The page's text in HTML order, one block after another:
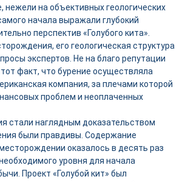
нежели на объективных геологических
начала выражали глубокий
перспектив «Голубого кита».
его геологическая структура
экспертов. Не на благо репутации
факт, что бурение осуществляла
компания, за плечами которой
проблем и неоплаченных
стали наглядным доказательством
были правдивы. Содержание
оказалось в десять раз
уровня для начала
Проект «Голубой кит» был